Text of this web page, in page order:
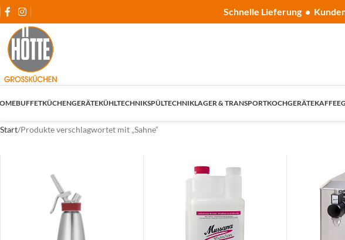
Schnelle Lieferung •
BUFFETKÜCHENGERÄTEKÜHLTECHNIKSPÜLTECHNIKLAGER & TRANSPORTKOCHGERÄTEKAFFEE
Start Produkte verschlagwortet mit „Sahne“